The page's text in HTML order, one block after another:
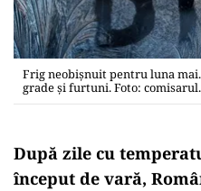
Frig neobișnuit pentru luna
grade și furtuni. Foto:
După zile cu
început de vară,